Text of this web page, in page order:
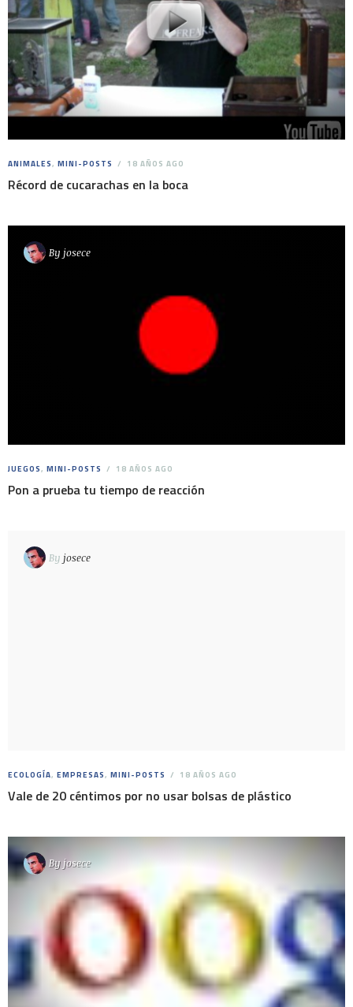
ANIMALES, MINI-POSTS 18 AÑOS AGO
Récord de cucarachas en la boca
By josece
JUEGOS, MINI-POSTS 18 AÑOS AGO
Pon a prueba tu tiempo de reacción
By josece
ECOLOGÍA, EMPRESAS, MINI-POSTS 18 AÑOS AGO
Vale de 20 céntimos por no usar bolsas de plástico
By josece